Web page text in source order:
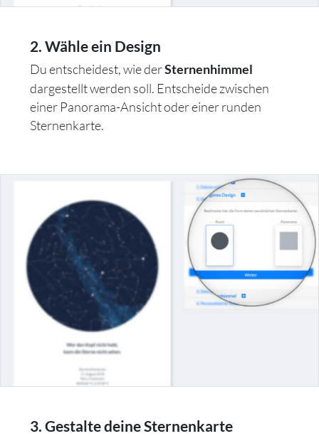
2. Wähle ein Design
Du entscheidest, wie derSternenhimmel
dargestellt werden soll. Entscheide zwischen
einer Panorama-Ansicht oder einer runden
Sternenkarte.
3. Gestalte deine Sternenkarte